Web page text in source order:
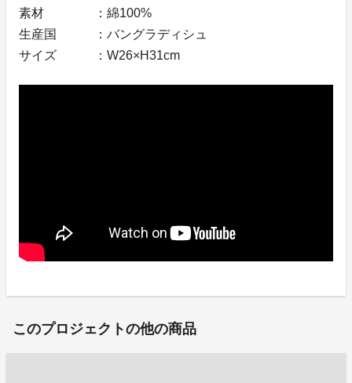
素材 ：綿100%
生産国 ：バングラディシュ
サイズ ：W26×H31cm
このプロジェクトの他の商品